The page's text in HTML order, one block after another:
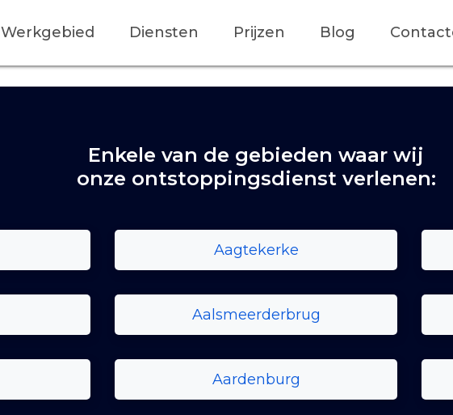
Werkgebied Diensten Prijzen Blog
Enkele van de gebieden waar wij
onze ontstoppingsdienst verlenen:
Aagtekerke
Aalsmeerderbrug
Aardenburg